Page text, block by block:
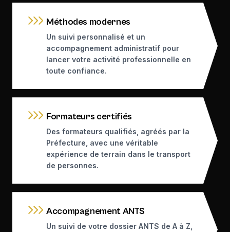
Méthodes modernes
Un suivi personnalisé et un
accompagnement administratif pour
lancer votre activité professionnelle en
toute confiance.
Formateurs certifiés
Des formateurs qualifiés, agréés par la
Préfecture, avec une véritable
expérience de terrain dans le transport
de personnes.
Accompagnement ANTS
Un suivi de votre dossier ANTS de A à Z,